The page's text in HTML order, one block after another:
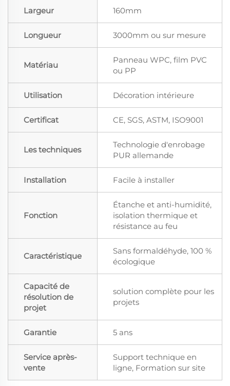
Largeur 160mm
Longueur 3000mm ou sur mesure
Matériau
Panneau WPC, film PVC
ou PP
Utilisation Décoration intérieure
Certificat CE, SGS, ASTM, ISO9001
Les techniques
Technologie d'enrobage
PUR allemande
Installation Facile à installer
Fonction
Étanche et anti-humidité,
isolation thermique et
résistance au feu
Caractéristique
Sans formaldéhyde, 100 %
écologique
Capacité de
résolution de
projet
solution complète pour les
projets
Garantie 5 ans
Service après-
vente
Support technique en
ligne, Formation sur site